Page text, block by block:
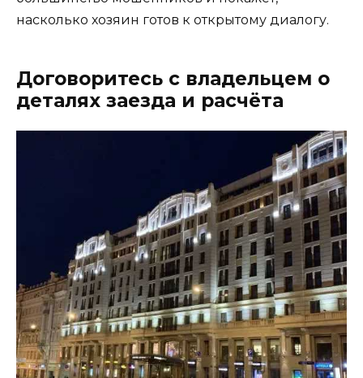
насколько хозяин готов к открытому диалогу.
Договоритесь с владельцем о
деталях заезда и расчёта